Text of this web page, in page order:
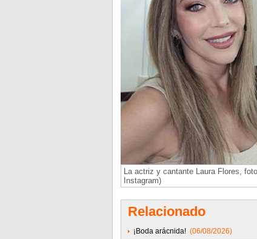
La actriz y cantante Laura Flores,
Instagram)
Relacionado
¡Boda arácnida! (06/08/2026)